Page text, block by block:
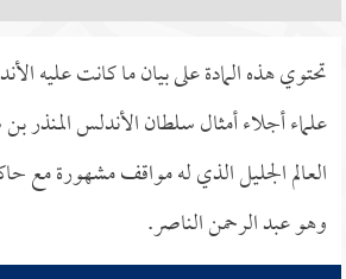
تحتوي هذه المادة على بيان ما كانت عليه
علماء أجلاء أمثال سلطان الأندلس المنذر
العالم الجليل الذي له مواقف مشهورة مع
وهو عبد الرحمن الناصر.